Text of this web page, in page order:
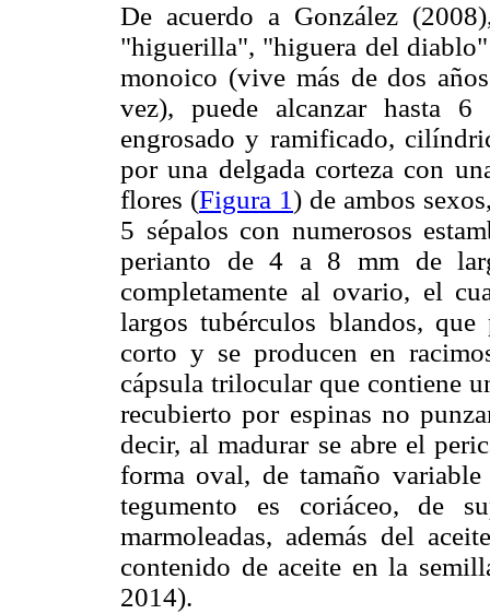
De acuerdo a González
"higuerilla", "higuera del
monoico (vive más de dos
vez), puede alcanzar hasta
engrosado y ramificado,
por una delgada corteza con
flores (Figura 1) de ambos
5 sépalos con numerosos
perianto de 4 a 8 mm de
completamente al ovario, el
largos tubérculos blandos, que
corto y se producen en
cápsula trilocular que contiene
recubierto por espinas no
decir, al madurar se abre el
forma oval, de tamaño
tegumento es coriáceo, de
marmoleadas, además del
contenido de aceite en la
2014).